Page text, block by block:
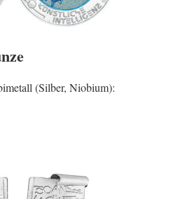
(Silber, Niobium):